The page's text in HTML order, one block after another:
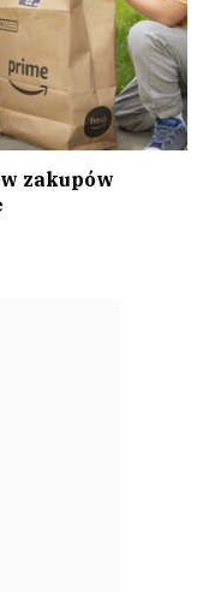
zakupów